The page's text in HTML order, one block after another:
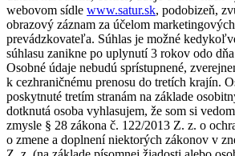
webovom sídle www.satur.sk, podobizeň,
obrazový záznam za účelom
prevádzkovateľa. Súhlas je možné
súhlasu zanikne po uplynutí 3 rokov odo
Osobné údaje nebudú sprístupnené,
k cezhraničnému prenosu do tretích krajín.
poskytnuté tretím stranám na základe
dotknutá osoba vyhlasujem, že som si
zmysle § 28 zákona č. 122/2013 Z. z. o
o zmene a doplnení niektorých zákonov v